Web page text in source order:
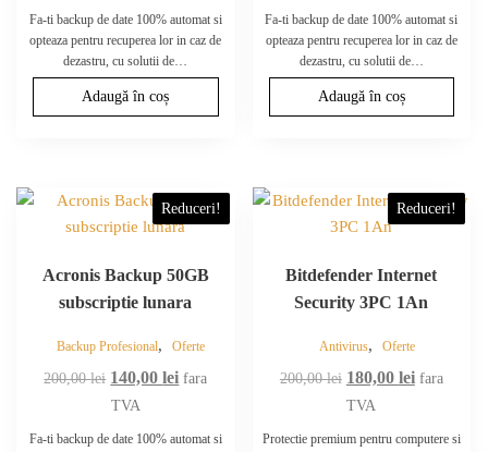
a
fost:
380,00 lei.
340,00 lei.
Fa-ti backup de date 100% automat si
opteaza pentru recuperea lor in caz de
dezastru, cu solutii de…
Adaugă în coș
a
fost:
600,00 lei.
550,00 lei.
Fa-ti backup de date 100% automat si
opteaza pentru recuperea lor in caz de
dezastru, cu solutii de…
Adaugă în coș
Reduceri!
Acronis Backup 50GB
subscriptie lunara
Backup Profesional, Oferte
200,00lei Prețul
inițial
a
140,00leiPrețul
fara
TVA
Fa-ti backup de date 100% automat si
Reduceri!
Bitdefender Internet
Security 3PC 1An
Antivirus, Oferte
200,00lei Prețul
inițial
180,00 leiPrețul
fara
TVA
Protectie premium pentru computere si